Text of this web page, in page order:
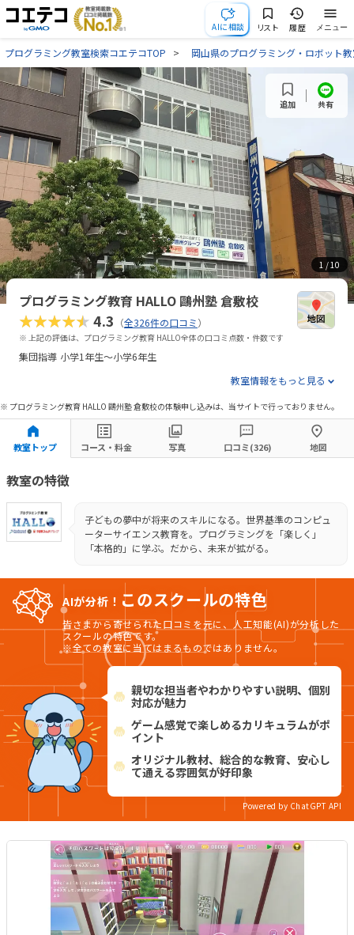
AIに相談 リスト 履歴 メニュー
プログラミング教室検索コエテコTOP 岡山県のプログラミング・ロボット
1 / 10
追加 共有
プログラミング教育 HALLO 鷗州塾 倉敷校
★★★★★4.3 （全326件の口コミ）
※ 上記の評価は、プログラミング教育 HALLO全体の口コミ点数・件数です
集団指導 小学1年生～小学6年生
教室情報をもっと見る
※ プログラミング教育 HALLO 鷗州塾 倉敷校の体験申し込みは、当サイトで行っておりません。
教室トップ コース・料金 写真 口コミ(326) 地図
教室の特徴
子どもの夢中が将来のスキルになる。世界基準のコンピュ
ーターサイエンス教育を。プログラミングを「楽しく」
「本格的」に学ぶ。だから、未来が拡がる。
AIが分析！ このスクールの特色
皆さまから寄せられた口コミを元に、人工知能(AI)が分析した
スクールの特色です。
※全ての教室に当てはまるものではありません。
親切な担当者やわかりやすい説明、個別
対応が魅力
ゲーム感覚で楽しめるカリキュラムがポ
イント
オリジナル教材、総合的な教育、安心し
て通える雰囲気が好印象
Powered by ChatGPT API